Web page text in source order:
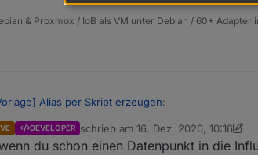
Du) glauben, was sie an der Stelle lesen.
ist eher der "storageType".
& Proxmox / IoB als VM unter Debian / 60+ Adapter
Alias per Skript erzeugen:
DB ist eher der "storageType".
DEVELOPER schrieb am 16. Dez. 2020, 10:16
zuletzt editiert von crunchip
du schon einen Datenpunkt in die